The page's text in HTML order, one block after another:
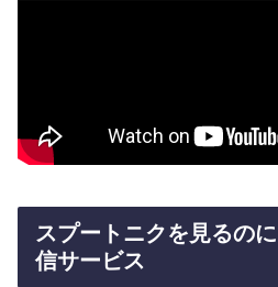
スプートニクを見るの
信サービス